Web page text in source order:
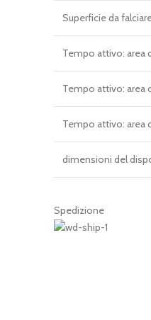
Superficie da
Tempo attivo: area
Tempo attivo: area
Tempo attivo: area
dimensioni del
Spedizione